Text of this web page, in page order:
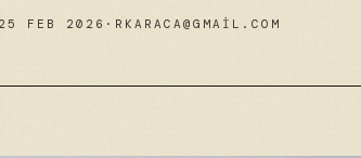
25 FEB 2026 · RKARACA@GMAIL.COM